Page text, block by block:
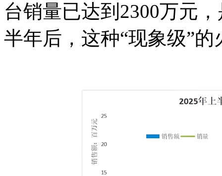
台销量已达到2300万元
半年后，这种“现象级”